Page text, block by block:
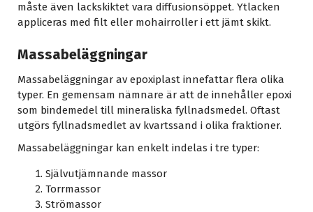
måste även lackskiktet vara diffusionsöppet. Ytlacken
appliceras med filt eller mohairroller i ett jämt skikt.
Massabeläggningar
Massabeläggningar av epoxiplast innefattar flera olika
typer. En gemensam nämnare är att de innehåller epoxi
som bindemedel till mineraliska fyllnadsmedel. Oftast
utgörs fyllnadsmedlet av kvartssand i olika fraktioner.
Massabeläggningar kan enkelt indelas i tre typer:
Självutjämnande massor
Torrmassor
Strömassor